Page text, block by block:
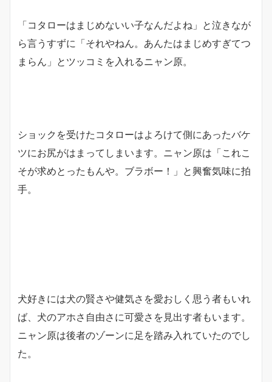
「コタローはまじめないい子なんだよね」と泣きなが
ら言うすずに「それやねん。あんたはまじめすぎてつ
まらん」とツッコミを入れるニャン原。
ショックを受けたコタローはよろけて側にあったバケ
ツにお尻がはまってしまいます。ニャン原は「これこ
そが求めとったもんや。ブラボー！」と興奮気味に拍
手。
犬好きには犬の賢さや健気さを愛おしく思う者もいれ
ば、犬のアホさ自由さに可愛さを見出す者もいます。
ニャン原は後者のゾーンに足を踏み入れていたのでし
た。